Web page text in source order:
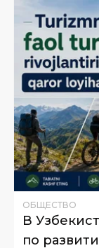
ОБЩЕСТВО
В
по